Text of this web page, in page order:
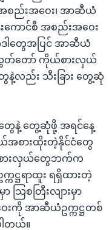
စည်းအဝေး၊ အာဆီယံ
ကောင်စီ အစည်းအဝေး
ါတွေအပြင် အာဆီယံ
တ်တော် ကိုယ်စားလှယ်
လည်း သီးခြား တွေ့ဆုံ
နဲ့ တွေ့ဆုံဖို့ အရင်နေ့
အစားထိုးတဲ့နိုင်ငံတွေ
ားလှယ်တွေဘက်က
ဋ္ဌရာထူး ရရှိထားတဲ့
သြစတြီးလျားမှာ
းကို အာဆီယံဥက္ကဋ္ဌတစ်
တယ်။